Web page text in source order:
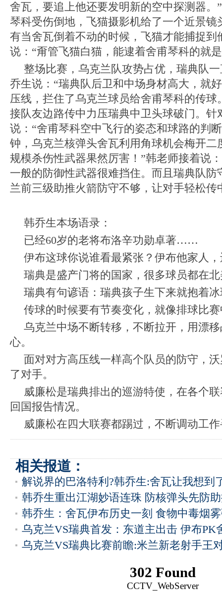
舍瓦，要追上他还要发明新的空中探测器。
琴科受伤倒地，飞猫摄影机给了一个近景镜
有当舍瓦倒着不动的时候，飞猫才能捕捉到
说：“甭管飞猫白猫，能逮着舍甫琴科的就
整场比赛，乌克兰队攻势占优，瑞典队
乔生说：“瑞典队后卫和中场身材高大，就
压线，拦住了乌克兰球员给舍甫琴科的传球
接队友边路传中力压瑞典中卫头球破门。针
说：“舍甫琴科空中飞行的姿态和球路的判
钟，乌克兰核弹头舍瓦利用角球机会梅开二
规模杀伤性武器果然厉害！”韩老师接着说
一般的防御性武器很难挡住。而且瑞典队防
兰前三级助推火箭防守不够，让对手轻松传
韩乔生本场语录：
已经60岁的老将布洛辛功勋卓著……
伊布这球你说谁看最紧张？伊布他家人
瑞典是盛产门将的国家，很多球员都在
瑞典有句谚语：瑞典孩子生下来就抱着
传球的时候要有节奏变化，就像排球比
乌克兰中场不断转移，不断拉开，用漂
心。
面对对方高压线一样高个队员的防守，
了对手。
威廉松是瑞典排出的巡游特使，在各个
回国报告情况。
威廉松在四大联赛都踢过，不断调动工
相关报道：
解说界的巴洛特利?韩乔生:舍瓦让我想到
韩乔生重出江湖妙语连珠 防核弹头先防
韩乔生：舍瓦伊布历史一刻 食物中毒烟
乌克兰VS瑞典首发：东道主出击 伊布PK
乌克兰VS瑞典比赛前瞻:米兰新老射手王
302 Found
CCTV_WebServer